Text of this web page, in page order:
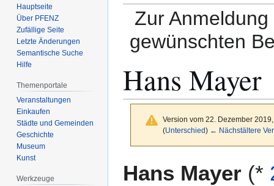
Zur
gewünschten
Hans Mayer
Version vom 22. Dezember
(Unterschied) ← Nächstältere
Navigation
Suche
Hans Mayer (*
Hauptseite
Über PFENZ
Zufällige Seite
Letzte Änderungen
Semantische Suche
Hilfe
Themenportale
Veranstaltungen
Einkaufen
Städte und Gemeinden
Geschichte
Museum
Kunst
Werkzeuge